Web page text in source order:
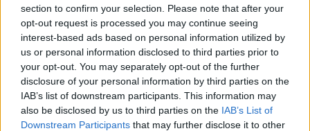
section to confirm your selection. Please note that after your
opt-out request is processed you may continue seeing
interest-based ads based on personal information utilized by
us or personal information disclosed to third parties prior to
your opt-out. You may separately opt-out of the further
disclosure of your personal information by third parties on the
IAB’s list of downstream participants. This information may
also be disclosed by us to third parties on the IAB’s List of
Downstream Participants that may further disclose it to other